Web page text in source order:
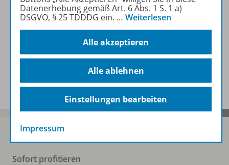
Weitere Inhalte der Ausgabe
Sofort profitieren
Datenerhebung gemäß Art. 6 Abs. 1 S. 1 a)
DSGVO, § 25 TDDDG ein. … Weiterlesen
Alle akzeptieren
Alle ablehnen
Einstellungen bearbeiten
Impressum